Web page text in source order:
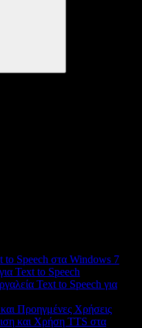
Speech στα Windows 7
Text to Speech
Text to Speech για
Προηγμένες Χρήσεις
και Χρήση TTS στα